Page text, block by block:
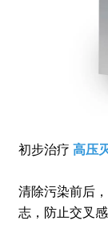
初步治疗高压
清除污染前后
志，防止交叉感